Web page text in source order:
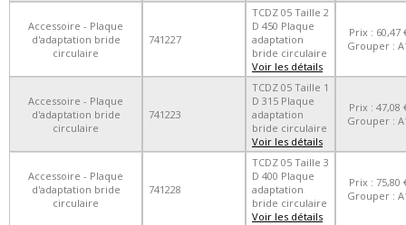
Accessoire - Plaque
d'adaptation bride
circulaire
741227
TCDZ 05 Taille 2
D 450 Plaque
adaptation
bride circulaire
Voir les détails
Prix : 60,47
Grouper :
Accessoire - Plaque
d'adaptation bride
circulaire
741223
TCDZ 05 Taille 1
D 315 Plaque
adaptation
bride circulaire
Voir les détails
Prix : 47,08
Grouper :
Accessoire - Plaque
d'adaptation bride
circulaire
741228
TCDZ 05 Taille 3
D 400 Plaque
adaptation
bride circulaire
Voir les détails
Prix : 75,80
Grouper :